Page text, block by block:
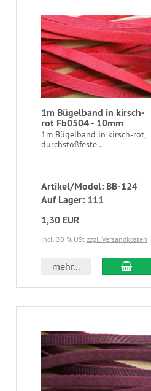
1m Bügelband in kirsch-
rot Fb0504 - 10mm
1m Bügelband in kirsch-rot,
durchstoßfeste...
Artikel/Model: BB-124
Auf Lager: 111
1,30 EUR
incl. 20 % USt zzgl. Versandkosten
mehr...